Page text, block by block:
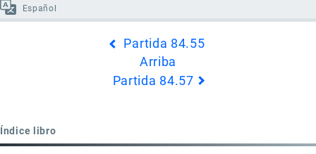
Español
84.56
Partida 84.55
Arriba
Partida 84.57
Índice libro